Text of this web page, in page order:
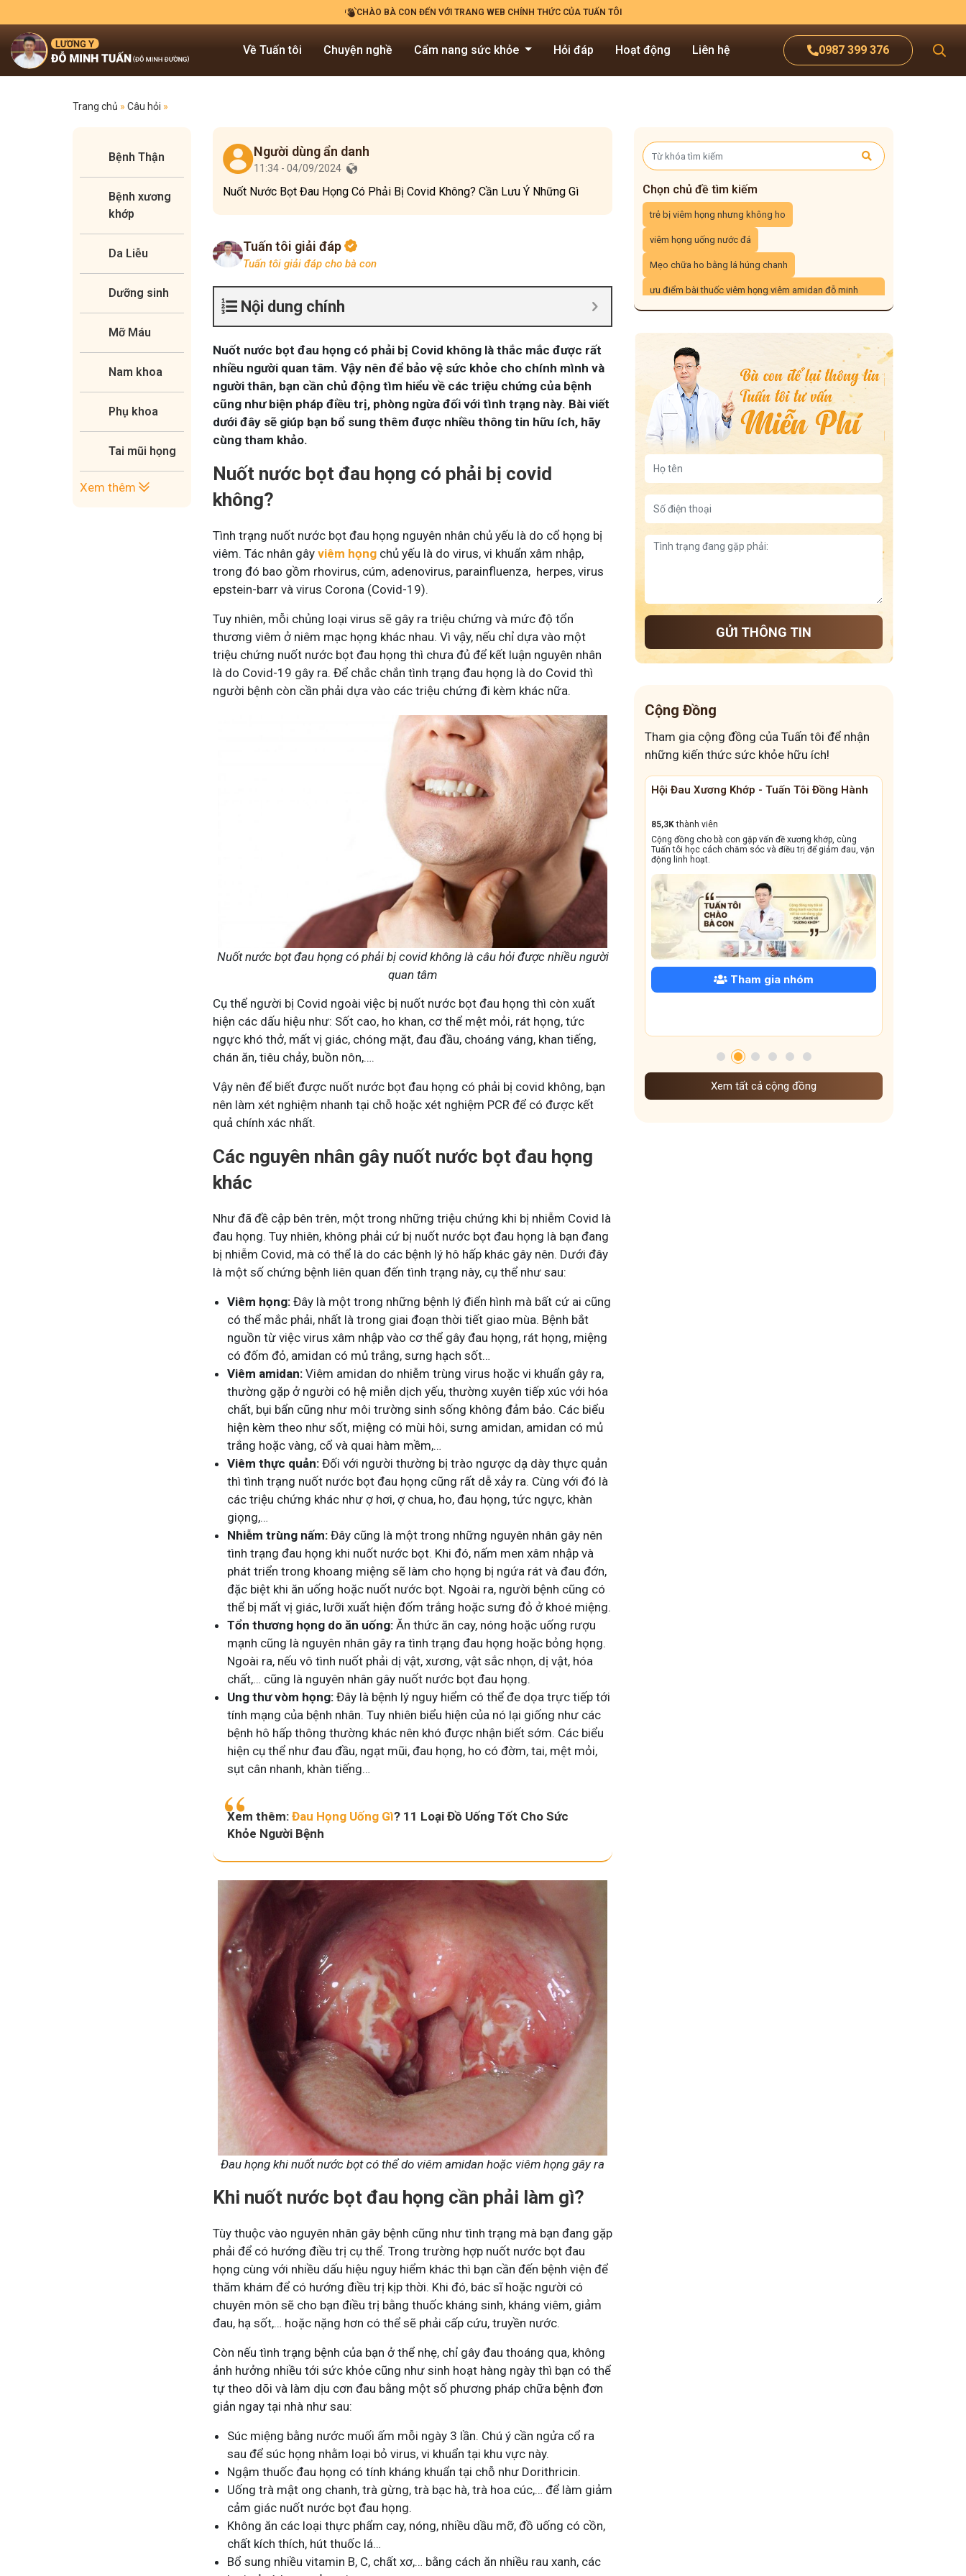
CHÀO BÀ CON ĐẾN VỚI TRANG WEB CHÍNH THỨC CỦA TUẤN TÔI
0987 399 376
Về Tuấn tôi Chuyện nghề Cẩm nang sức khỏe Hỏi đáp Hoạt động Liên hệ
Trang chủ » Câu hỏi »
Bệnh Thận
Bệnh xương
khớp
Da Liễu
Dưỡng sinh
Mỡ Máu
Nam khoa
Phụ khoa
Tai mũi họng
Xem thêm
Người dùng ẩn danh
11:34 - 04/09/2024
Nuốt Nước Bọt Đau Họng Có Phải Bị Covid Không? Cần Lưu Ý Những Gì
Tuấn tôi giải đáp
Tuấn tôi giải đáp cho bà con
Nội dung chính
Nuốt nước bọt đau họng có phải bị Covid không là thắc mắc được rất
nhiều người quan tâm. Vậy nên để bảo vệ sức khỏe cho chính mình và
người thân, bạn cần chủ động tìm hiểu về các triệu chứng của bệnh
cũng như biện pháp điều trị, phòng ngừa đối với tình trạng này. Bài viết
dưới đây sẽ giúp bạn bổ sung thêm được nhiều thông tin hữu ích, hãy
cùng tham khảo.
Nuốt nước bọt đau họng có phải bị covid
không?
Tình trạng nuốt nước bọt đau họng nguyên nhân chủ yếu là do cổ họng bị
viêm. Tác nhân gâyviêm họng chủ yếu là do virus, vi khuẩn xâm nhập,
trong đó bao gồm rhovirus, cúm, adenovirus, parainfluenza, herpes, virus
epstein-barr và virus Corona (Covid-19).
Tuy nhiên, mỗi chủng loại virus sẽ gây ra triệu chứng và mức độ tổn
thương viêm ở niêm mạc họng khác nhau. Vì vậy, nếu chỉ dựa vào một
triệu chứng nuốt nước bọt đau họng thì chưa đủ để kết luận nguyên nhân
là do Covid-19 gây ra. Để chắc chắn tình trạng đau họng là do Covid thì
người bệnh còn cần phải dựa vào các triệu chứng đi kèm khác nữa.
Nuốt nước bọt đau họng có phải bị covid không là câu hỏi được nhiều người
quan tâm
Cụ thể người bị Covid ngoài việc bị nuốt nước bọt đau họng thì còn xuất
hiện các dấu hiệu như: Sốt cao, ho khan, cơ thể mệt mỏi, rát họng, tức
ngực khó thở, mất vị giác, chóng mặt, đau đầu, choáng váng, khan tiếng,
chán ăn, tiêu chảy, buồn nôn,….
Vậy nên để biết được nuốt nước bọt đau họng có phải bị covid không, bạn
nên làm xét nghiệm nhanh tại chỗ hoặc xét nghiệm PCR để có được kết
quả chính xác nhất.
Các nguyên nhân gây nuốt nước bọt đau họng
khác
Như đã đề cập bên trên, một trong những triệu chứng khi bị nhiễm Covid là
đau họng. Tuy nhiên, không phải cứ bị nuốt nước bọt đau họng là bạn đang
bị nhiễm Covid, mà có thể là do các bệnh lý hô hấp khác gây nên. Dưới đây
là một số chứng bệnh liên quan đến tình trạng này, cụ thể như sau:
Viêm họng: Đây là một trong những bệnh lý điển hình mà bất cứ ai cũng
có thể mắc phải, nhất là trong giai đoạn thời tiết giao mùa. Bệnh bắt
nguồn từ việc virus xâm nhập vào cơ thể gây đau họng, rát họng, miệng
có đốm đỏ, amidan có mủ trắng, sưng hạch sốt…
Viêm amidan: Viêm amidan do nhiễm trùng virus hoặc vi khuẩn gây ra,
thường gặp ở người có hệ miễn dịch yếu, thường xuyên tiếp xúc với hóa
chất, bụi bẩn cũng như môi trường sinh sống không đảm bảo. Các biểu
hiện kèm theo như sốt, miệng có mùi hôi, sưng amidan, amidan có mủ
trắng hoặc vàng, cổ và quai hàm mềm,…
Viêm thực quản: Đối với người thường bị trào ngược dạ dày thực quản
thì tình trạng nuốt nước bọt đau họng cũng rất dễ xảy ra. Cùng với đó là
các triệu chứng khác như ợ hơi, ợ chua, ho, đau họng, tức ngực, khàn
giọng,…
Nhiễm trùng nấm: Đây cũng là một trong những nguyên nhân gây nên
tình trạng đau họng khi nuốt nước bọt. Khi đó, nấm men xâm nhập và
phát triển trong khoang miệng sẽ làm cho họng bị ngứa rát và đau đớn,
đặc biệt khi ăn uống hoặc nuốt nước bọt. Ngoài ra, người bệnh cũng có
thể bị mất vị giác, lưỡi xuất hiện đốm trắng hoặc sưng đỏ ở khoé miệng.
Tổn thương họng do ăn uống: Ăn thức ăn cay, nóng hoặc uống rượu
mạnh cũng là nguyên nhân gây ra tình trạng đau họng hoặc bỏng họng.
Ngoài ra, nếu vô tình nuốt phải dị vật, xương, vật sắc nhọn, dị vật, hóa
chất,… cũng là nguyên nhân gây nuốt nước bọt đau họng.
Ung thư vòm họng: Đây là bệnh lý nguy hiểm có thể đe dọa trực tiếp tới
tính mạng của bệnh nhân. Tuy nhiên biểu hiện của nó lại giống như các
bệnh hô hấp thông thường khác nên khó được nhận biết sớm. Các biểu
hiện cụ thể như đau đầu, ngạt mũi, đau họng, ho có đờm, tai, mệt mỏi,
sụt cân nhanh, khàn tiếng…
Xem thêm:Đau Họng Uống Gì? 11 Loại Đồ Uống Tốt Cho Sức
Khỏe Người Bệnh
Đau họng khi nuốt nước bọt có thể do viêm amidan hoặc viêm họng gây ra
Khi nuốt nước bọt đau họng cần phải làm gì?
Tùy thuộc vào nguyên nhân gây bệnh cũng như tình trạng mà bạn đang gặp
phải để có hướng điều trị cụ thể. Trong trường hợp nuốt nước bọt đau
họng cùng với nhiều dấu hiệu nguy hiểm khác thì bạn cần đến bệnh viện để
thăm khám để có hướng điều trị kịp thời. Khi đó, bác sĩ hoặc người có
chuyên môn sẽ cho bạn điều trị bằng thuốc kháng sinh, kháng viêm, giảm
đau, hạ sốt,… hoặc nặng hơn có thể sẽ phải cấp cứu, truyền nước.
Còn nếu tình trạng bệnh của bạn ở thể nhẹ, chỉ gây đau thoáng qua, không
ảnh hưởng nhiều tới sức khỏe cũng như sinh hoạt hàng ngày thì bạn có thể
tự theo dõi và làm dịu cơn đau bằng một số phương pháp chữa bệnh đơn
giản ngay tại nhà như sau:
Súc miệng bằng nước muối ấm mỗi ngày 3 lần. Chú ý cần ngửa cổ ra
sau để súc họng nhằm loại bỏ virus, vi khuẩn tại khu vực này.
Ngậm thuốc đau họng có tính kháng khuẩn tại chỗ như Dorithricin.
Uống trà mật ong chanh, trà gừng, trà bạc hà, trà hoa cúc,… để làm giảm
cảm giác nuốt nước bọt đau họng.
Không ăn các loại thực phẩm cay, nóng, nhiều dầu mỡ, đồ uống có cồn,
chất kích thích, hút thuốc lá…
Bổ sung nhiều vitamin B, C, chất xơ,… bằng cách ăn nhiều rau xanh, các
Chọn chủ đề tìm kiếm
trẻ bị viêm họng nhưng không ho
viêm họng uống nước đá
Mẹo chữa ho bằng lá húng chanh
ưu điểm bài thuốc viêm họng viêm amidan đỗ minh
thành phần bài thuốc viêm hong viêm amidan đỗ minh
đường
chi phi và thời gian dùng thuốc Cam thảo chữa ho
cách trị viêm họng bằng mật ong
cơ chế bài thuốc chữa viêm họng viêm amidan Đỗ Minh
Đường
lưỡi trắng đau họng viêm họng kéo dài
cổ họng sưng đau khó nuốt
viêm họng hạt gây hôi miệng
GỬI THÔNG TIN
Cộng Đồng
Tham gia cộng đồng của Tuấn tôi để nhận
những kiến thức sức khỏe hữu ích!
Tham gia nhóm
Tuấn tôi - Y diệu thuốc nam
thành viên
Góc nhỏ tôi chia sẻ với bà con về chuyện thuốc Nam, về
tất tần tật kiến thức sức khỏe và cách chăm sóc bản
thân theo YHCT.
Tham gia nhóm
Hội Đau Xương Khớp - Tuấn Tôi Đồng Hành
thành viên
Cộng đồng cho bà con gặp vấn đề xương khớp, cùng
Tuấn tôi học cách chăm sóc và điều trị để giảm đau, vận
động linh hoạt.
Tham gia nhóm
Cộng Đồng Chữa Bệnh
Cộng đồng này sẽ giúp bà con
dẳng, viêm xoang tái phát triền
Xem tất cả cộng đồng